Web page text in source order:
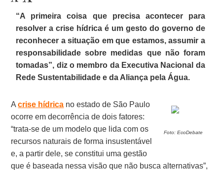
“A primeira coisa que precisa acontecer para
resolver a crise hídrica é um gesto do governo de
reconhecer a situação em que estamos, assumir a
responsabilidade sobre medidas que não foram
tomadas”, diz o membro da Executiva Nacional da
Rede Sustentabilidade e da Aliança pela Água.
Foto: EcoDebate
Acrise hídrica no estado de São Paulo
ocorre em decorrência de dois fatores:
“trata-se de um modelo que lida com os
recursos naturais de forma insustentável
e, a partir dele, se constitui uma gestão
que é baseada nessa visão que não busca alternativas”,